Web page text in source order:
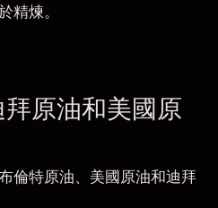
精煉。
原油和美國原
倫特原油、美國原油和迪拜